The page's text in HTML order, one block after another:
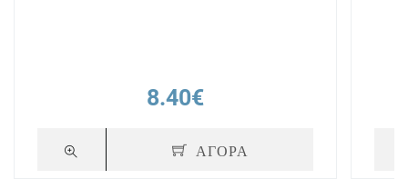
8.40€
ΑΓΟΡΑ